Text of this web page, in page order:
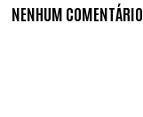
NENHUM COMENTÁRIO